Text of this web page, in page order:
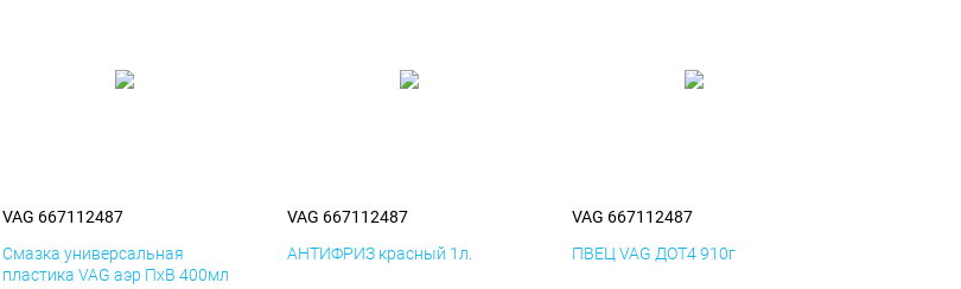
VAG 667112487
Смазка универсальная
пластика VAG аэр ПхВ 400мл
VAG 667112487
АНТИФРИЗ красный 1л.
VAG 667112487
ПВЕЦ VAG ДОТ4 910г